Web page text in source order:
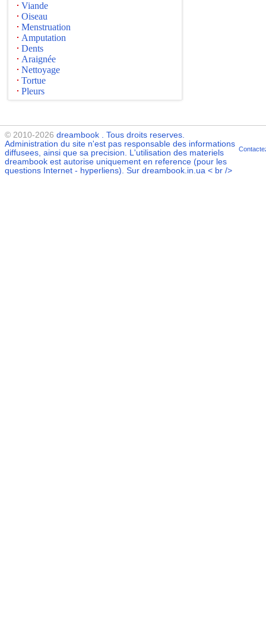
Viande
Oiseau
Menstruation
Amputation
Dents
Araignée
Nettoyage
Tortue
Pleurs
© 2010-2026 dreambook . Tous droits reserves.
Administration du site n'est pas responsable des informations
diffusees, ainsi que sa precision. L'utilisation des materiels
dreambook est autorise uniquement en reference (pour les
questions Internet - hyperliens). Sur dreambook.in.ua < br />